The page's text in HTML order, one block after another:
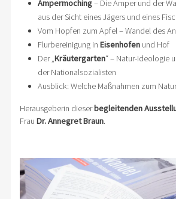
Ampermoching– Die Amper und der
aus der Sicht eines Jägers und eines
Vom Hopfen zum Apfel – Wandel des
Flurbereinigung in Eisenhofenund Hof
Der „Kräutergarten“ – Natur-Ideologie
der Nationalsozialisten
Ausblick: Welche Maßnahmen zum
Herausgeberin dieserbegleitenden
Frau Dr. Annegret Braun.